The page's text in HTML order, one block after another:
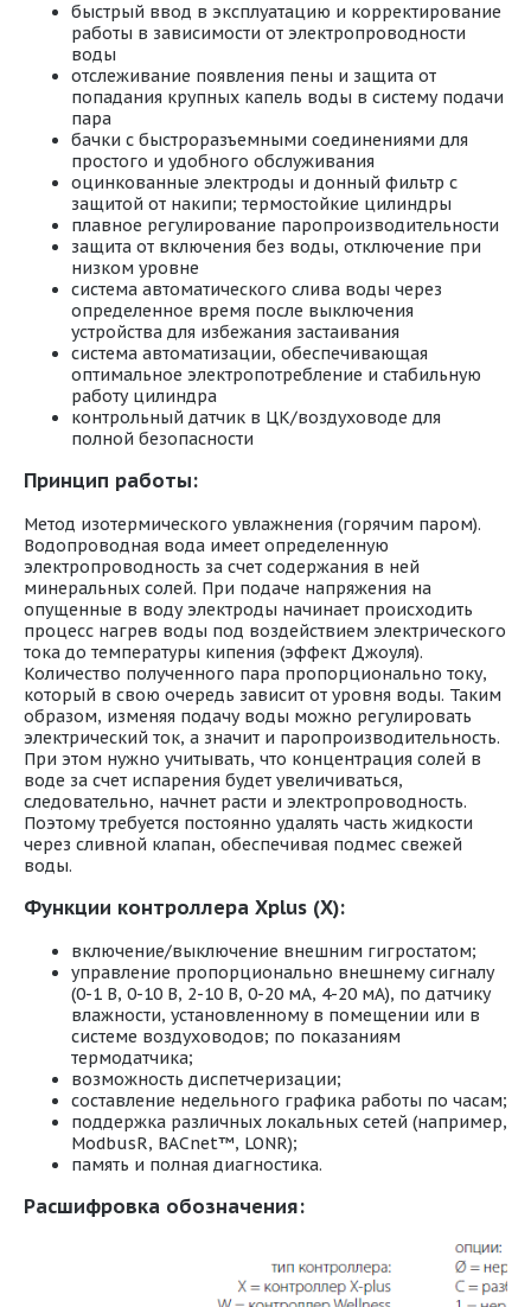
быстрый ввод в эксплуатацию и корректирование
работы в зависимости от электропроводности
воды
отслеживание появления пены и защита от
попадания крупных капель воды в систему подачи
пара
бачки с быстроразъемными соединениями для
простого и удобного обслуживания
оцинкованные электроды и донный фильтр с
защитой от накипи; термостойкие цилиндры
плавное регулирование паропроизводительности
защита от включения без воды, отключение при
низком уровне
система автоматического слива воды через
определенное время после выключения
устройства для избежания застаивания
система автоматизации, обеспечивающая
оптимальное электропотребление и стабильную
работу цилиндра
контрольный датчик в ЦК/воздуховоде для
полной безопасности
Принцип работы:
Метод изотермического увлажнения (горячим паром).
Водопроводная вода имеет определенную
электропроводность за счет содержания в ней
минеральных солей. При подаче напряжения на
опущенные в воду электроды начинает происходить
процесс нагрев воды под воздействием электрического
тока до температуры кипения (эффект Джоуля).
Количество полученного пара пропорционально току,
который в свою очередь зависит от уровня воды. Таким
образом, изменяя подачу воды можно регулировать
электрический ток, а значит и паропроизводительность.
При этом нужно учитывать, что концентрация солей в
воде за счет испарения будет увеличиваться,
следовательно, начнет расти и электропроводность.
Поэтому требуется постоянно удалять часть жидкости
через сливной клапан, обеспечивая подмес свежей
воды.
Функции контроллера Xplus (X):
включение/выключение внешним гигростатом;
управление пропорционально внешнему сигналу
(0-1 В, 0-10 В, 2-10 В, 0-20 мА, 4-20 мА), по датчику
влажности, установленному в помещении или в
системе воздуховодов; по показаниям
термодатчика;
возможность диспетчеризации;
составление недельного графика работы по часам;
поддержка различных локальных сетей (например,
ModbusR, BACnet™, LONR);
память и полная диагностика.
Расшифровка обозначения: